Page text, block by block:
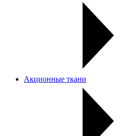
Акционные ткани